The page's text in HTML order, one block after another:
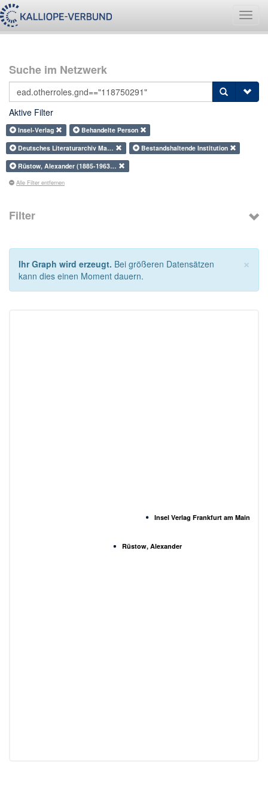
Suche im Netzwerk
Aktive Filter
Insel-Verlag
Behandelte Person
Deutsches Literaturarchiv Ma…
Bestandshaltende Institution
Rüstow, Alexander (1885-1963…
Alle Filter entfernen
Filter
×
Ihr Graph wird erzeugt. Bei größeren Datensätzen
kann dies einen Moment dauern.
Insel Verlag Frankfurt am Main
Rüstow, Alexander